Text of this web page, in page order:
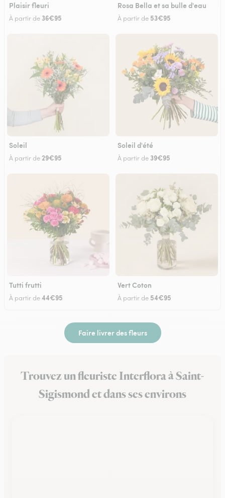
Plaisir fleuri
À partir de 36€95
Rosa Bella et sa bulle d'eau
À partir de 53€95
Soleil
À partir de29€95
Soleil d'été
À partir de 39€95
Tutti frutti
À partir de44€95
Vert Coton
À partir de 54€95
Faire livrer des fleurs
Trouvez un fleuriste Interflora à Saint-
Sigismond et dans ses environs